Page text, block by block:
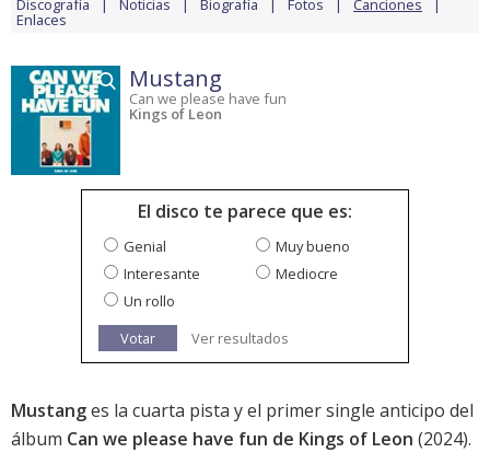
Discografía Noticias Biografía Fotos Canciones
Enlaces
Mustang
Can we please have fun
Kings of Leon
El disco te parece que es:
Genial
Muy bueno
Interesante
Mediocre
Un rollo
Votar
Ver resultados
Mustanges la cuarta pista y el primer single anticipo del
álbum Can we please have fun de Kings of Leon (2024).